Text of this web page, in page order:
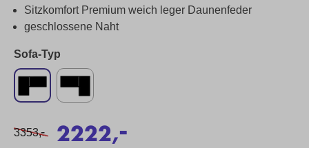
Sitzkomfort Premium weich leger Daunenfeder
geschlossene Naht
Sofa-Typ
3353,- 2222,
-